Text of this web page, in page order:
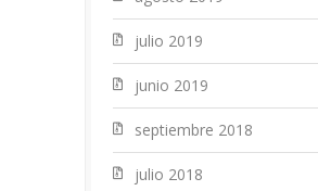
julio 2019
junio 2019
septiembre 2018
julio 2018